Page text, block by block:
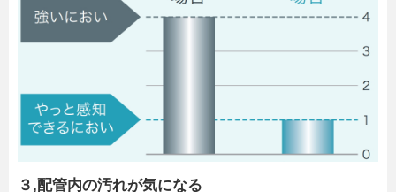
３,配管内の汚れが気になる